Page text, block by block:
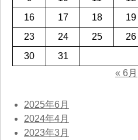
16
17 18 19
23
24 25 26
30
31
« 6月
2025年6月
2024年4月
2023年3月